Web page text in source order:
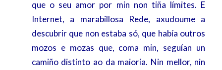
que o seu amor por min non tiña límites. E
Internet, a marabillosa Rede, axudoume a
descubrir que non estaba só, que había outros
mozos e mozas que, coma min, seguían un
camiño distinto ao da maioría. Nin mellor, nin